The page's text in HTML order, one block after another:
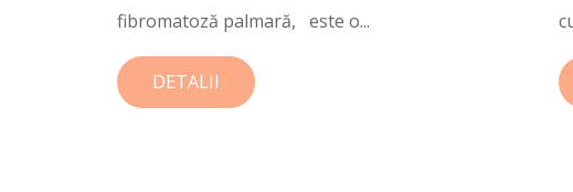
fibromatoză palmară, este o...
DETALII